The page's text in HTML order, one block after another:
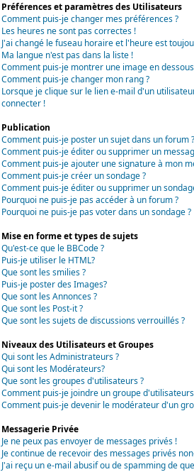
Préférences et paramètres des Utilisateurs
Comment puis-je changer mes préférences ?
Les heures ne sont pas correctes !
J'ai changé le fuseau horaire et l'heure est
Ma langue n'est pas dans la liste !
Comment puis-je montrer une image en
Comment puis-je changer mon rang ?
Lorsque je clique sur le lien e-mail d'un
connecter !
Publication
Comment puis-je poster un sujet dans un forum ?
Comment puis-je éditer ou supprimer un
Comment puis-je ajouter une signature à mon
Comment puis-je créer un sondage ?
Comment puis-je éditer ou supprimer un
Pourquoi ne puis-je pas accéder à un forum ?
Pourquoi ne puis-je pas voter dans un sondage ?
Mise en forme et types de sujets
Qu'est-ce que le BBCode ?
Puis-je utiliser le HTML?
Que sont les smilies ?
Puis-je poster des Images?
Que sont les Annonces ?
Que sont les Post-it ?
Que sont les sujets de discussions verrouillés ?
Niveaux des Utilisateurs et Groupes
Qui sont les Administrateurs ?
Qui sont les Modérateurs?
Que sont les groupes d'utilisateurs ?
Comment puis-je joindre un groupe
Comment puis-je devenir le modérateur d'un
Messagerie Privée
Je ne peux pas envoyer de messages privés !
Je continue de recevoir des messages privés
J'ai reçu un e-mail abusif ou de spamming de